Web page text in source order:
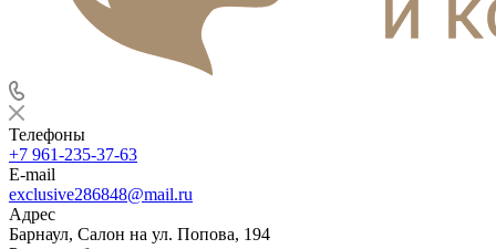
Телефоны
+7 961-235-37-63
E-mail
exclusive286848@mail.ru
Адрес
Барнаул, Салон на ул. Попова, 194